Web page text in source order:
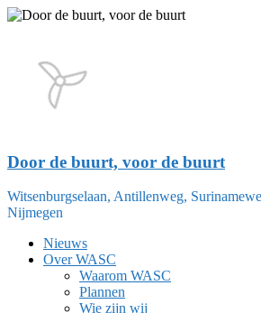
Ga
inhoud
Door de buurt, voor de buurt
Witsenburgselaan, Antillenweg,
Nijmegen
Nieuws
Over WASC
Waarom WASC
Plannen
Wie zijn wij